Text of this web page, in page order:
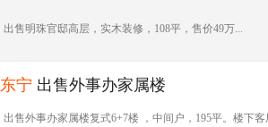
出售明珠官邸高层，实木装修，108平，售价49万...
东宁 出售外事办家属楼
出售外事办家属楼复式6+7楼 ，中间户，195平。楼下